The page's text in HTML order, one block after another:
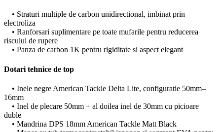
• Straturi multiple de carbon unidirectional, imbinat prin
electroliza
• Ranforsari suplimentare pe toate mufarile pentru reducerea
riscului de rupere
• Panza de carbon 1K pentru rigiditate si aspect elegant
Dotari tehnice de top
• Inele negre American Tackle Delta Lite, configuratie 50mm–
16mm
• Inel de plecare 50mm + al doilea inel de 30mm cu picioare
duble
• Mandrina DPS 18mm American Tackle Matt Black